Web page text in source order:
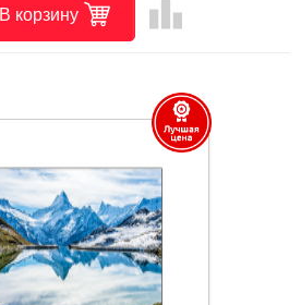
В корзину leaderboard